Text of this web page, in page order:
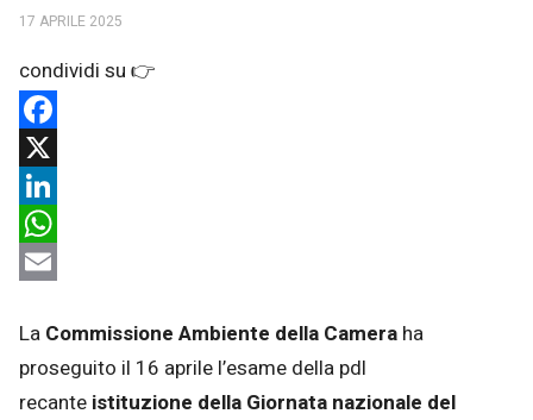
17 APRILE 2025
Facebook
X
LinkedIn
WhatsApp
La Commissione Ambiente della Camera ha
proseguito il 16 aprile l’esame della pdl
recante istituzione della Giornata nazionale del